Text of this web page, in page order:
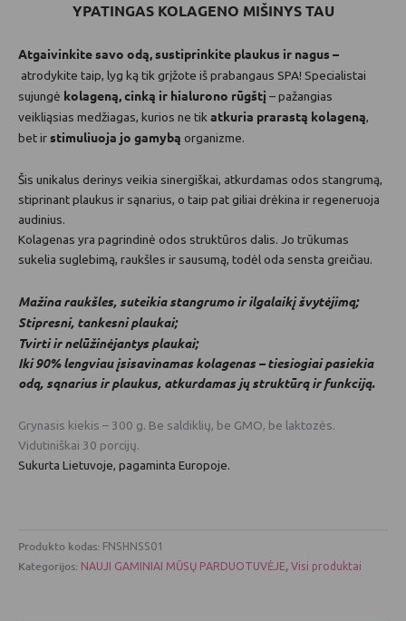
YPATINGAS KOLAGENO MIŠINYS TAU
Atgaivinkite savo odą, sustiprinkite plaukus ir nagus –
atrodykite taip, lyg ką tik grįžote iš prabangaus SPA! Specialistai
sujungė kolageną, cinką ir hialurono rūgštį – pažangias
veikliąsias medžiagas, kurios ne tik atkuria prarastą kolageną,
bet irstimuliuoja jo gamybą organizme.
Šis unikalus derinys veikia sinergiškai, atkurdamas odos stangrumą,
stiprinant plaukus ir sąnarius, o taip pat giliai drėkina ir regeneruoja
audinius.
Kolagenas yra pagrindinė odos struktūros dalis. Jo trūkumas
sukelia suglebimą, raukšles ir sausumą, todėl oda sensta greičiau.
Mažina raukšles, suteikia stangrumo ir ilgalaikį švytėjimą;
Stipresni, tankesni plaukai;
Tvirti ir nelūžinėjantys plaukai;
Iki 90% lengviau įsisavinamas kolagenas – tiesiogiai pasiekia
odą, sąnarius ir plaukus, atkurdamas jų struktūrą ir funkciją.
Grynasis kiekis – 300 g. Be saldiklių, be GMO, be laktozės.
Vidutiniškai 30 porcijų.
Sukurta Lietuvoje, pagaminta Europoje.
Produkto kodas: FNSHNSS01
Kategorijos: NAUJI GAMINIAI MŪSŲ PARDUOTUVĖJE, Visi produktai